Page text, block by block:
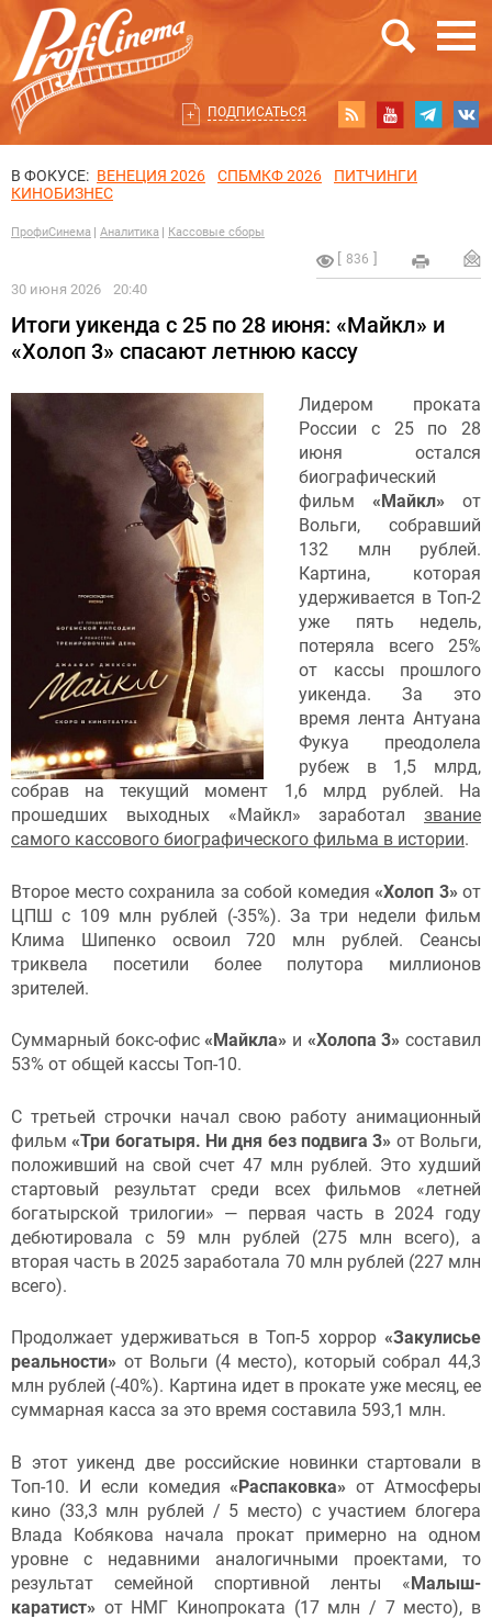
ПОДПИСАТЬСЯ
В ФОКУСЕ: ВЕНЕЦИЯ 2026 СПБМКФ 2026
ПИТЧИНГИ
КИНОБИЗНЕС
ПрофиСинема Аналитика Кассовые сборы
836
30 июня 2026 20:40
Итоги уикенда с 25 по 28 июня: «Майкл» и
«Холоп 3» спасают летнюю кассу
Лидером проката
России с 25 по 28
июня остался
биографический
фильм «Майкл» от
Вольги, собравший
132 млн рублей.
Картина, которая
удерживается в Топ-2
уже пять недель,
потеряла всего 25%
от кассы прошлого
уикенда. За это
время лента Антуана
Фукуа преодолела
рубеж в 1,5 млрд,
собрав на текущий момент 1,6 млрд рублей. На
прошедших выходных «Майкл» заработал звание
самого кассового биографического фильма в истории.
Второе место сохранила за собой комедия «Холоп 3» от
ЦПШ с 109 млн рублей (-35%). За три недели фильм
Клима Шипенко освоил 720 млн рублей. Сеансы
триквела посетили более полутора миллионов
зрителей.
Суммарный бокс-офис«Майкла» и «Холопа 3» составил
53% от общей кассы Топ-10.
С третьей строчки начал свою работу анимационный
фильм«Три богатыря. Ни дня без подвига 3» от Вольги,
положивший на свой счет 47 млн рублей. Это худший
стартовый результат среди всех фильмов «летней
богатырской трилогии» — первая часть в 2024 году
дебютировала с 59 млн рублей (275 млн всего), а
вторая часть в 2025 заработала 70 млн рублей (227 млн
всего).
Продолжает удерживаться в Топ-5 хоррор«Закулисье
реальности» от Вольги (4 место), который собрал 44,3
млн рублей (-40%). Картина идет в прокате уже месяц, ее
суммарная касса за это время составила 593,1 млн.
В этот уикенд две российские новинки стартовали в
Топ-10. И если комедия«Распаковка» от Атмосферы
кино (33,3 млн рублей / 5 место) с участием блогера
Влада Кобякова начала прокат примерно на одном
уровне с недавними аналогичными проектами, то
результат семейной спортивной ленты «Малыш-
каратист» от НМГ Кинопроката (17 млн / 7 место), в